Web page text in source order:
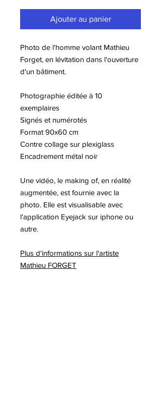
Ajouter au panier
Photo de l'homme volant Mathieu
Forget, en lévitation dans l'ouverture
d'un bâtiment.
Photographie éditée à 10
exemplaires
Signés et numérotés
Format 90x60 cm
Contre collage sur plexiglass
Encadrement métal noir
Une vidéo, le making of, en réalité
augmentée, est fournie avec la
photo. Elle est visualisable avec
l'application Eyejack sur iphone ou
autre.
Plus d'informations sur l'artiste
Mathieu FORGET